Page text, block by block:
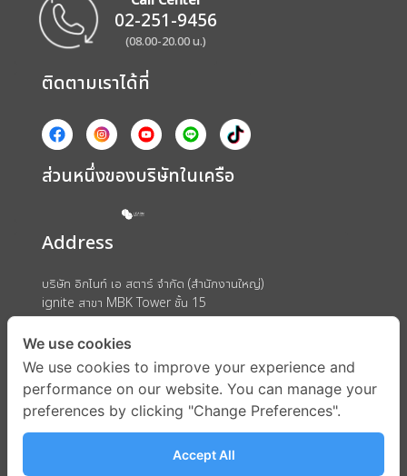
02-251-9456
(08.00-20.00 น.)
ติดตามเราได้ที่
ส่วนหนึ่งของบริษัทในเครือ
Address
บริษัท อิกไนท์ เอ สตาร์ จำกัด (สำนักงานใหญ่)
ignite สาขา MBK Tower ชั้น 15
ถนนพญาไท แขวงวังใหม่ เขตปทุมวัน กรุงเทพมหานคร 10330
We use cookies
We use cookies to improve your experience and
performance on our website. You can manage your
preferences by clicking "Change Preferences".
Accept All